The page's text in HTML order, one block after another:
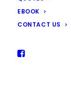
EBOOK
CONTACT US
JUNE 13, 2025